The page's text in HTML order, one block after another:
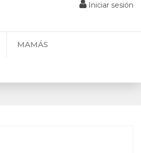
Iniciar sesión
MAMÁS